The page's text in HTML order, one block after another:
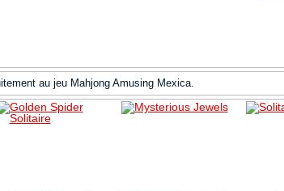
au jeu Mahjong Amusing Mexica.